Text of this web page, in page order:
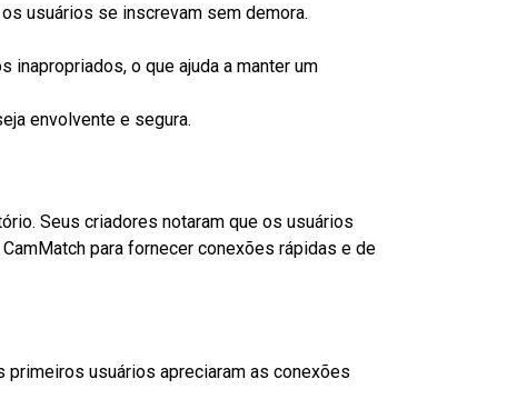
usuários se inscrevam sem demora.
o que ajuda a manter um
envolvente e segura.
Seus criadores notaram que os usuários
para fornecer conexões rápidas e de
primeiros usuários apreciaram as conexões